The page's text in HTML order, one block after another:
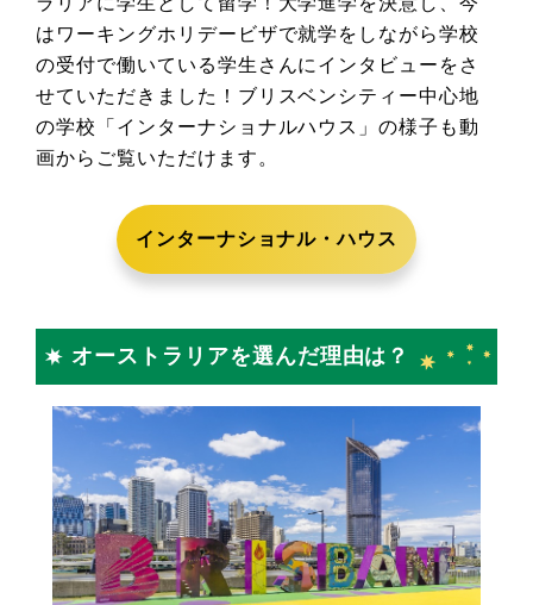
はワーキングホリデービザで就学をしながら学校
の受付で働いている学生さんにインタビューをさ
せていただきました！ブリスベンシティー中心地
の学校「インターナショナルハウス」の様子も動
画からご覧いただけます。
インターナショナル・ハウス
オーストラリアを選んだ理由は？